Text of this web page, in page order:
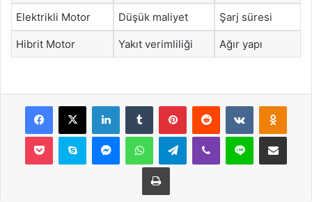
Elektrikli Motor Düşük maliyet Şarj süresi
Hibrit Motor Yakıt verimliliği Ağır yapı
Facebook
X LinkedInTumblr PinterestReddit VKontakte
Pocket Skype MessengerWhatsAppTelegramViber Line E-Posta ile
Yazdır